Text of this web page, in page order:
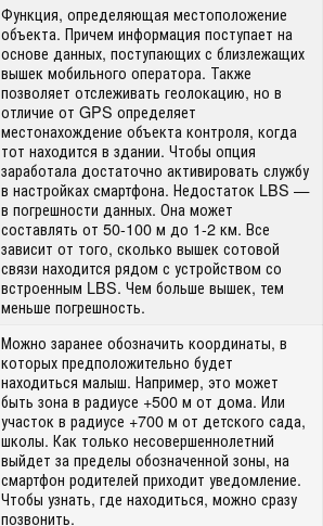
Функция, определяющая местоположение
объекта. Причем информация поступает на
основе данных, поступающих с близлежащих
вышек мобильного оператора. Также
позволяет отслеживать геолокацию, но в
отличие от GPS определяет
местонахождение объекта контроля, когда
тот находится в здании. Чтобы опция
заработала достаточно активировать службу
в настройках смартфона. Недостаток LBS —
в погрешности данных. Она может
составлять от 50-100 м до 1-2 км. Все
зависит от того, сколько вышек сотовой
связи находится рядом с устройством со
встроенным LBS. Чем больше вышек, тем
меньше погрешность.
Можно заранее обозначить координаты, в
которых предположительно будет
находиться малыш. Например, это может
быть зона в радиусе +500 м от дома. Или
участок в радиусе +700 м от детского сада,
школы. Как только несовершеннолетний
выйдет за пределы обозначенной зоны, на
смартфон родителей приходит уведомление.
Чтобы узнать, где находиться, можно сразу
позвонить.